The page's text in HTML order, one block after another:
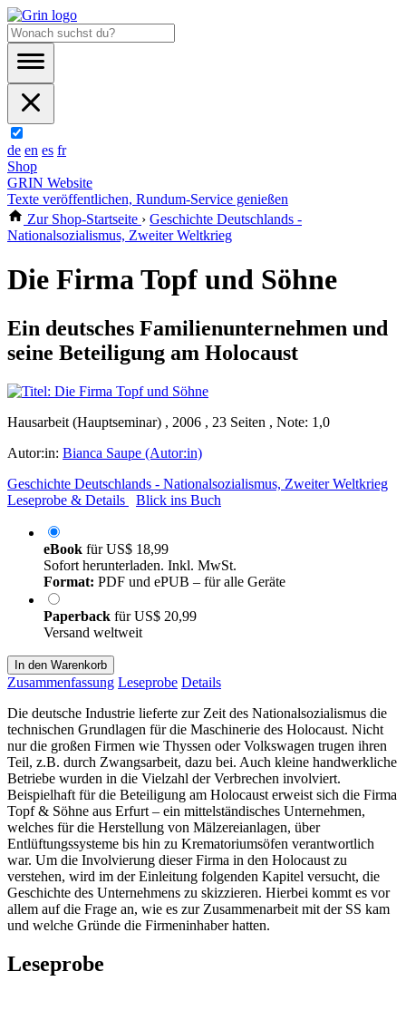
de en es fr
Shop
GRIN Website
Texte veröffentlichen, Rundum-Service genießen
Zur Shop-Startseite › Geschichte Deutschlands -
Nationalsozialismus, Zweiter Weltkrieg
Die Firma Topf und Söhne
Ein deutsches Familienunternehmen und
seine Beteiligung am Holocaust
Hausarbeit (Hauptseminar) , 2006 , 23 Seiten , Note: 1,0
Autor:in: Bianca Saupe (Autor:in)
Geschichte Deutschlands - Nationalsozialismus, Zweiter Weltkrieg
Leseprobe & Details
Blick ins Buch
eBook fürUS$ 18,99
Sofort herunterladen. Inkl. MwSt.
Format: PDF und ePUB – für alle Geräte
Paperback fürUS$ 20,99
Versand weltweit
In den Warenkorb
Zusammenfassung Leseprobe Details
Die deutsche Industrie lieferte zur Zeit des Nationalsozialismus die
technischen Grundlagen für die Maschinerie des Holocaust. Nicht
nur die großen Firmen wie Thyssen oder Volkswagen trugen ihren
Teil, z.B. durch Zwangsarbeit, dazu bei. Auch kleine handwerkliche
Betriebe wurden in die Vielzahl der Verbrechen involviert.
Beispielhaft für die Beteiligung am Holocaust erweist sich die Firma
Topf & Söhne aus Erfurt – ein mittelständisches Unternehmen,
welches für die Herstellung von Mälzereianlagen, über
Entlüftungssysteme bis hin zu Krematoriumsöfen verantwortlich
war. Um die Involvierung dieser Firma in den Holocaust zu
verstehen, wird im der Einleitung folgenden Kapitel versucht, die
Geschichte des Unternehmens zu skizzieren. Hierbei kommt es vor
allem auf die Frage an, wie es zur Zusammenarbeit mit der SS kam
und welche Gründe die Firmeninhaber hatten.
Leseprobe